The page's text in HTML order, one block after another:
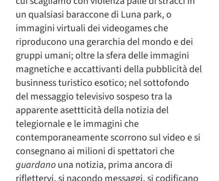
un qualsiasi baraccone di Luna park, o
immagini virtuali dei videogames che
riproducono una gerarchia del mondo e dei
gruppi umani; oltre la sfera delle immagini
magnetiche e accattivanti della pubblicità del
businness turistico esotico; nel sottofondo
del messaggio televisivo sospeso tra la
apparente asettticità della notizia del
telegiornale e le immagini che
contemporaneamente scorrono sul video e si
consegnano ai milioni di spettatori che
guardanouna notizia, prima ancora di